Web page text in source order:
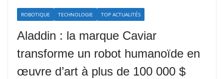
ROBOTIQUE TECHNOLOGIE TOP ACTUALITÉS
Aladdin : la marque Caviar
transforme un robot humanoïde en
œuvre d’art à plus de 100 000 $